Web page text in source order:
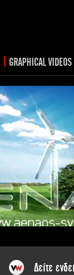
| GRAPHICAL VIDEOS
Δείτε